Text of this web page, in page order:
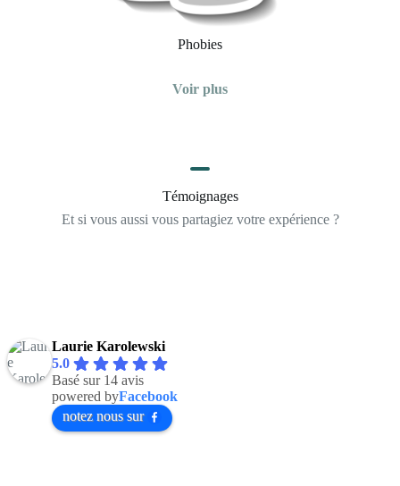
Phobies
Voir plus
Témoignages
Et si vous aussi vous partagiez votre expérience ?
Laurie Karolewski
5.0
Basé sur 14 avis
powered byFacebook
notez nous sur